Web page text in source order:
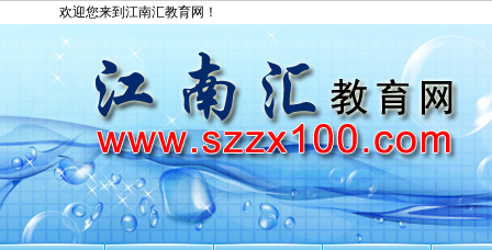
欢迎您来到江南汇教育网！